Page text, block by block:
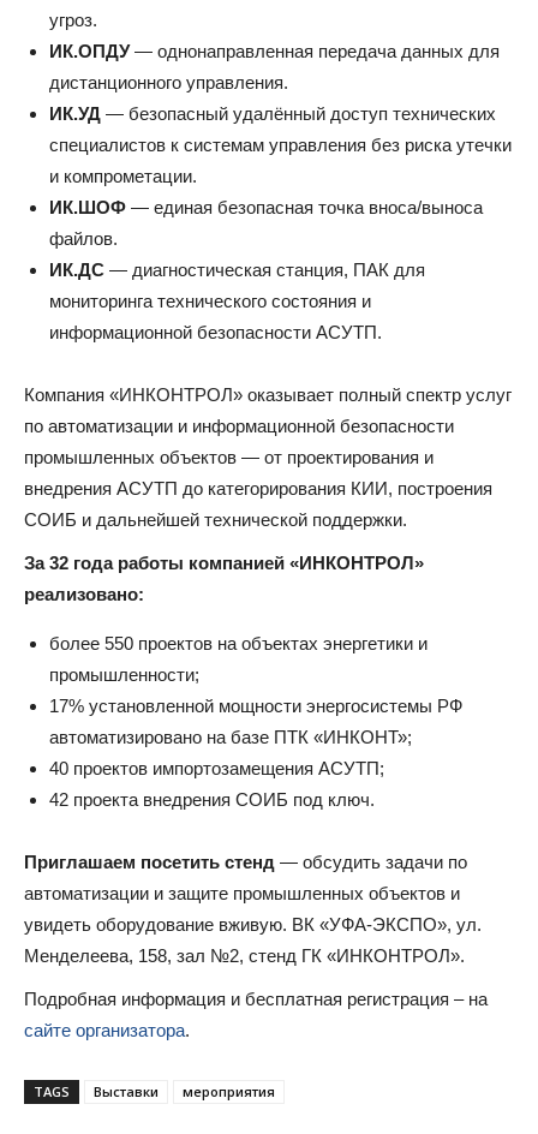
угроз.
ИК.ОПДУ— однонаправленная передача данных для
дистанционного управления.
ИК.УД — безопасный удалённый доступ технических
специалистов к системам управления без риска утечки
и компрометации.
ИК.ШОФ — единая безопасная точка вноса/выноса
файлов.
ИК.ДС — диагностическая станция, ПАК для
мониторинга технического состояния и
информационной безопасности АСУТП.
Компания «ИНКОНТРОЛ» оказывает полный спектр услуг
по автоматизации и информационной безопасности
промышленных объектов — от проектирования и
внедрения АСУТП до категорирования КИИ, построения
СОИБ и дальнейшей технической поддержки.
За 32 года работы компанией «ИНКОНТРОЛ»
реализовано:
более 550 проектов на объектах энергетики и
промышленности;
17% установленной мощности энергосистемы РФ
автоматизировано на базе ПТК «ИНКОНТ»;
40 проектов импортозамещения АСУТП;
42 проекта внедрения СОИБ под ключ.
Приглашаем посетить стенд — обсудить задачи по
автоматизации и защите промышленных объектов и
увидеть оборудование вживую. ВК «УФА-ЭКСПО», ул.
Менделеева, 158, зал №2, стенд ГК «ИНКОНТРОЛ».
Подробная информация и бесплатная регистрация – на
сайте организатора.
TAGS Выставки мероприятия